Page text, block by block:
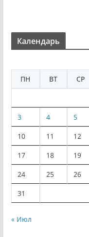
Календарь
ПН
ВТ СР
3 4 5
10 11 12
17 18 19
24 25 26
31
« Июл